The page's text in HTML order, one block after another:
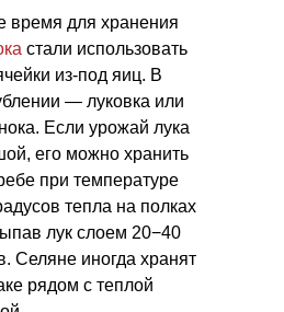
время для хранения
стали использовать
из-под яиц. В
— луковка или
Если урожай лука
его можно хранить
при температуре
тепла на полках
лук слоем 20−40
Селяне иногда хранят
рядом с теплой